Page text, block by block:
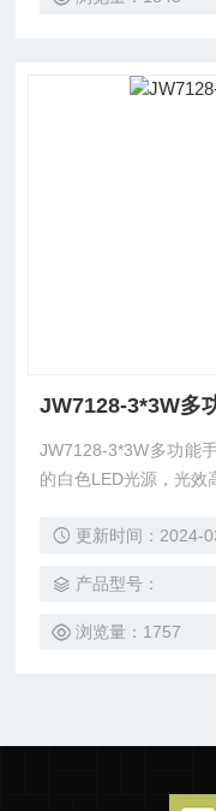
JW7128-3*3W多
JW7128-3*3W多功能
的白色LED光源，光效
更新时间：2024-
产品型号：
浏览量：1757